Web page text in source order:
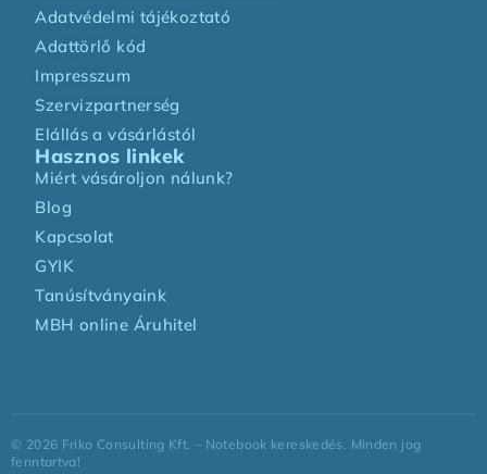
Adatvédelmi tájékoztató
Adattörlő kód
Impresszum
Szervizpartnerség
Elállás a vásárlástól
Hasznos linkek
Miért vásároljon nálunk?
Blog
Kapcsolat
GYIK
Tanúsítványaink
MBH online Áruhitel
© 2026 Friko Consulting Kft. – Notebook kereskedés. Minden jog
fenntartva!